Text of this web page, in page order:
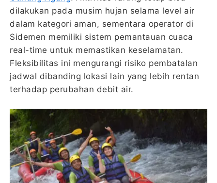
dilakukan pada musim hujan selama level air
dalam kategori aman, sementara operator di
Sidemen memiliki sistem pemantauan cuaca
real-time untuk memastikan keselamatan.
Fleksibilitas ini mengurangi risiko pembatalan
jadwal dibanding lokasi lain yang lebih rentan
terhadap perubahan debit air.